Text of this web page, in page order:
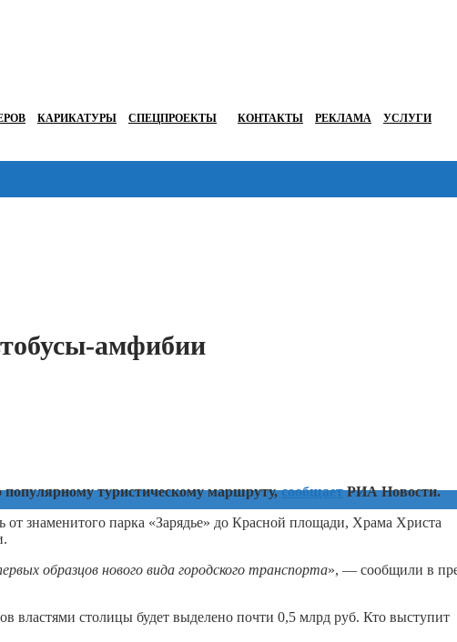
КАРИКАТУРЫ СПЕЦПРОЕКТЫ КОНТАКТЫ РЕКЛАМА УСЛУГИ
амфибии
туристическому маршруту,сообщаетРИА Новости.
от знаменитого парка «Зарядье» до Красной площади, Храма Христа
образцов нового вида городского транспорта», — сообщили в
властями столицы будет выделено почти 0,5 млрд руб. Кто выступит